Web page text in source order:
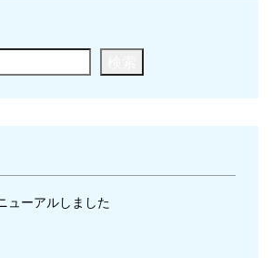
ューアルしました